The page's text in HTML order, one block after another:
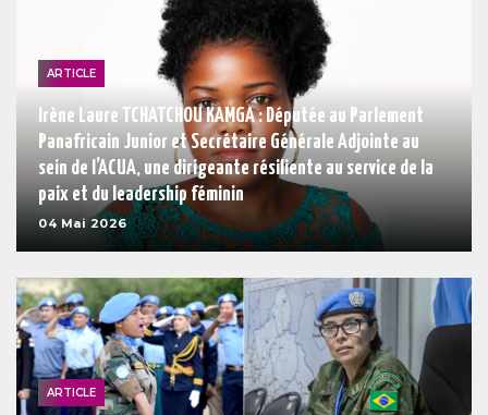
ARTICLE
Irène Laure TCHATCHOU KAMGA : Députée au Parlement
Panafricain Junior et Secrétaire Générale Adjointe au
sein de l’ACUA, une dirigeante résiliente au service de la
paix et du leadership féminin
04 Mai 2026
ARTICLE